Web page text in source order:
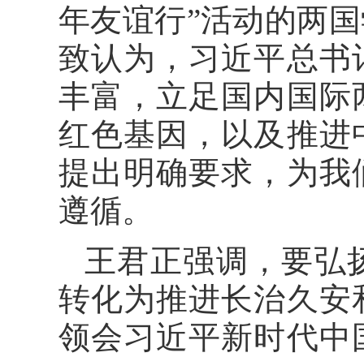
年友谊行”活动的两
致认为，习近平总
丰富，立足国内国
红色基因，以及推
提出明确要求，为
遵循。
王君正强调，要弘
转化为推进长治久
领会习近平新时代